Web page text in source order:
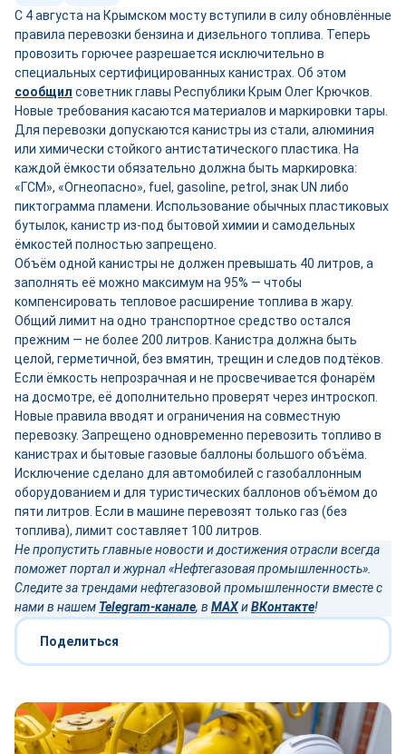
С 4 августа на Крымском мосту вступили в силу обновлённые
правила перевозки бензина и дизельного топлива. Теперь
провозить горючее разрешается исключительно в
специальных сертифицированных канистрах. Об этом
сообщил советник главы Республики Крым Олег Крючков.
Новые требования касаются материалов и маркировки тары.
Для перевозки допускаются канистры из стали, алюминия
или химически стойкого антистатического пластика. На
каждой ёмкости обязательно должна быть маркировка:
«ГСМ», «Огнеопасно», fuel, gasoline, petrol, знак UN либо
пиктограмма пламени. Использование обычных пластиковых
бутылок, канистр из-под бытовой химии и самодельных
ёмкостей полностью запрещено.
Объём одной канистры не должен превышать 40 литров, а
заполнять её можно максимум на 95% — чтобы
компенсировать тепловое расширение топлива в жару.
Общий лимит на одно транспортное средство остался
прежним — не более 200 литров. Канистра должна быть
целой, герметичной, без вмятин, трещин и следов подтёков.
Если ёмкость непрозрачная и не просвечивается фонарём
на досмотре, её дополнительно проверят через интроскоп.
Новые правила вводят и ограничения на совместную
перевозку. Запрещено одновременно перевозить топливо в
канистрах и бытовые газовые баллоны большого объёма.
Исключение сделано для автомобилей с газобаллонным
оборудованием и для туристических баллонов объёмом до
пяти литров. Если в машине перевозят только газ (без
топлива), лимит составляет 100 литров.
Не пропустить главные новости и достижения отрасли всегда
поможет портал и журнал «Нефтегазовая промышленность».
Следите за трендами нефтегазовой промышленности вместе с
нами в нашем Telegram-канале, в MAXиВКонтакте!
Поделиться